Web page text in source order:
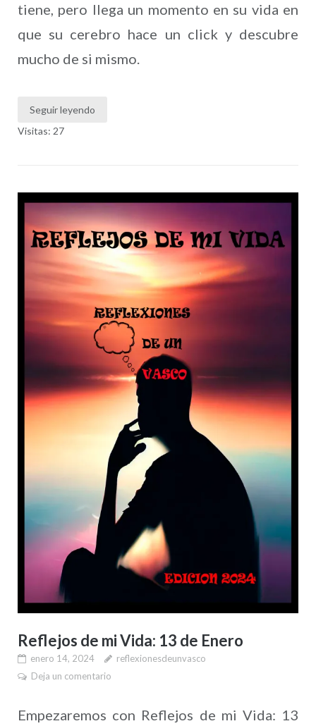
tiene, pero llega un momento en su vida en
que su cerebro hace un click y descubre
mucho de si mismo.
Seguir leyendo
Visitas: 27
Reflejos de mi Vida: 13 de Enero
enero 14, 2024
reflexionesdeunvasco
Deja un comentario
Empezaremos con Reflejos de mi Vida: 13